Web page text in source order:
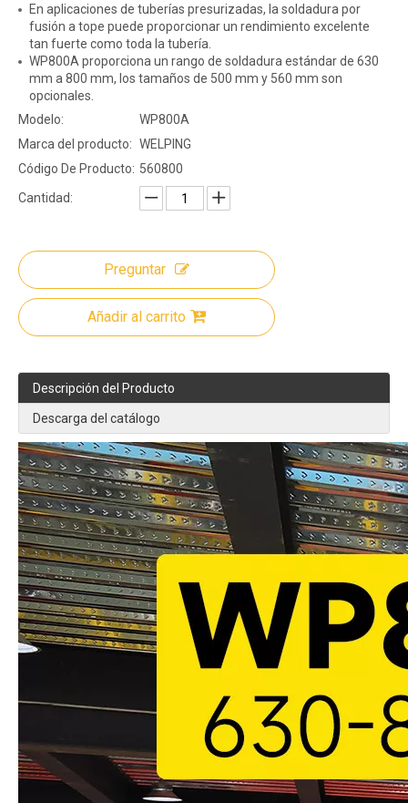
En aplicaciones de tuberías presurizadas, la soldadura por
fusión a tope puede proporcionar un rendimiento excelente
tan fuerte como toda la tubería.
WP800A proporciona un rango de soldadura estándar de 630
mm a 800 mm, los tamaños de 500 mm y 560 mm son
opcionales.
Modelo:
WP800A
Marca del producto: WELPING
Código De Producto: 560800
Cantidad:
Preguntar
Añadir al carrito
Descripción del Producto
Descarga del catálogo